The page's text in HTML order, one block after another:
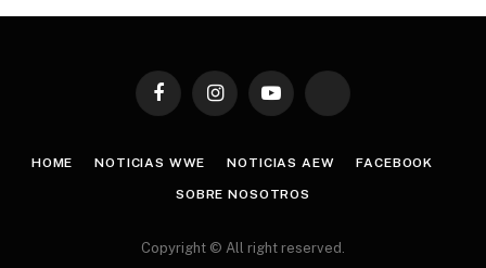
FacebookInstagramYouTube TikTok
HOME NOTICIAS WWE NOTICIAS AEW FACEBOOK
SOBRE NOSOTROS
Copyright © All right reserved.